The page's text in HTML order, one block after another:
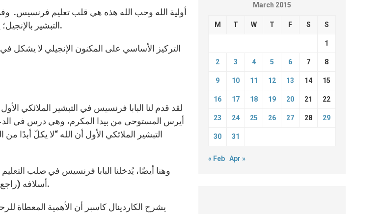
أولية الله وحب الله هذه هي قلب تعليم فرنسيس.
التبشير بالإنجيل؛ يوحنا بولس الثاني، رسالة الفادي؛ بندكتس السادس عشر، باب الإيمان).
التركيز الأساسي على المكنون الإنجيلي لا يشكل
لقد قدم لنا البابا فرنسيس في التبشير الملائكي
أيرس المستوحى من بيدا المكرم، وهي درس في
التبشير الملائكي الأول أن الله “لا يكلّ أبدًا
وهنا أيضًا، يُدخلنا البابا فرنسيس في صلب
أسلافه (راجع يوحنا بولس الثاني، الرحمة الإلهية وبندكتس السادس عشر، الله محبة).
يشرح الكاردينال كاسبر أن الأهمية المعطاة
March 2015
M T W T F S S
1
2 3 4 5 6 7 8
9 10 11 12 13 14 15
16 17 18 19 20 21 22
23 24 25 26 27 28 29
30 31
« Feb Apr »